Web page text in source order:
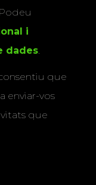
i
dades.
que
enviar-vos
que